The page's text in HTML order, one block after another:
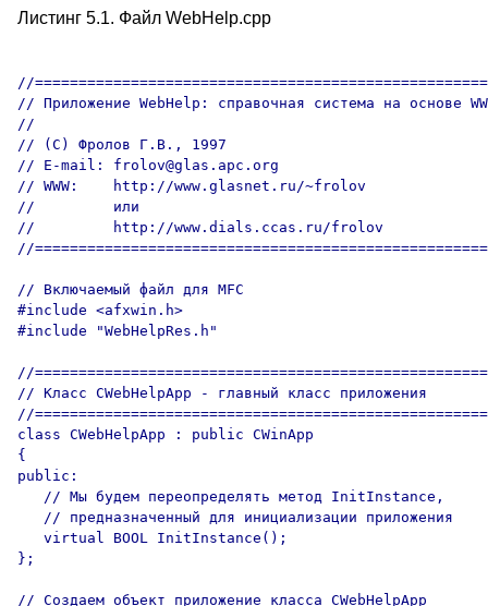
Листинг 5.1. Файл WebHelp.cpp
//
// Приложение WebHelp: справочная система на основе
//
// (C) Фролов Г.В., 1997
// E-mail: frolov@glas.apc.org
// WWW:    http://www.glasnet.ru/~frolov
//         или
//         http://www.dials.ccas.ru/frolov
//
// Включаемый файл для MFC
#include <afxwin.h>
#include "WebHelpRes.h"
//
// Класс CWebHelpApp - главный класс приложения
//
class CWebHelpApp : public CWinApp
{
public:
   // Мы будем переопределять метод InitInstance,
   // предназначенный для инициализации приложения
   virtual BOOL InitInstance();
};
// Создаем объект приложение класса CWebHelpApp